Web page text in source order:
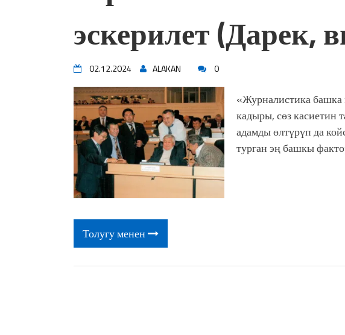
жоопкерчилик!"
Садыр ЖАПАРОВ: “Айтматовдой адабият
үчүн, улуу көч уланышы үчүн журнал сөзсүз
“Китепкана түнγ-2026”: Психолог Мээрим
Латын арибиндеги “Чабуул”... “Ала-Тоо”
тарыхы жана редакторлору... (Тизме. Видео)
“КАРА КЕМПИР”: ҮМҮТТҮН ТҮБӨЛҮК
Кыргызстандагы эң ири музыкалуу фонтанды
Royal Central Park'ка 30 миң адам чогулду
эскерилет (Дарек,
02.12.2024 ALAKAN 0
«Журналистика башка
кадыры, сөз касиетин
адамды өлтүрүп да
турган эң башкы
Толугу менен